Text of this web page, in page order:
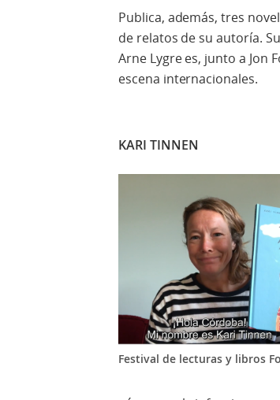
Publica, además, tres
de relatos de su autoría.
Arne Lygre es, junto a Jon
escena internacionales.
KARI TINNEN
Festival de lecturas y libros